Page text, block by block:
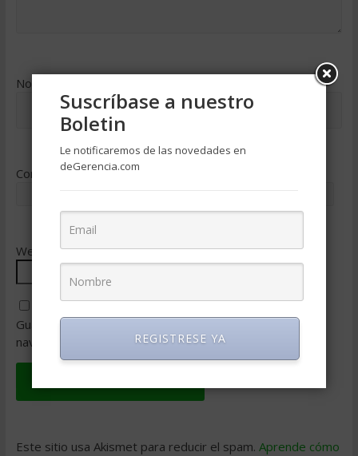
Nombre
Correo electrónico*
Web
Guarda mi nombre, correo electrónico y web en este
navegador para la próxima vez que comente.
Este sitio usa Akismet para reducir el spam. Aprende cómo
Suscríbase a nuestro
Boletin
Le notificaremos de las novedades en
deGerencia.com
REGISTRESE YA